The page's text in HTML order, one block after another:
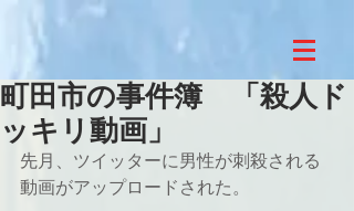
町田市の事件簿 「殺人ド
ッキリ動画」
先月、ツイッターに男性が刺殺される
動画がアップロードされた。